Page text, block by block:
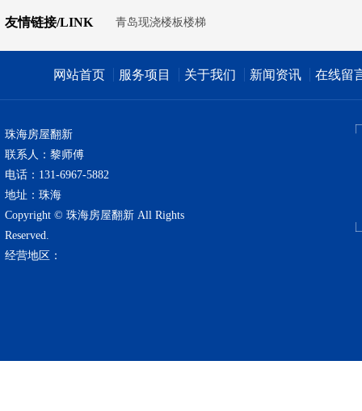
友情链接/LINK 青岛现浇楼板楼梯
网站首页 服务项目 关于我们 新闻资讯 在线留
珠海房屋翻新
联系人：黎师傅
电话：131-6967-5882
地址：珠海
Copyright © 珠海房屋翻新 All Rights
Reserved.
经营地区：